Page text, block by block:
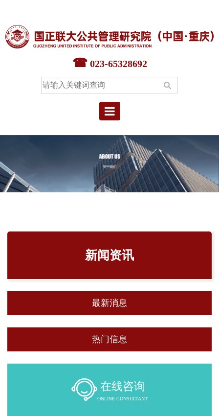
023-65328692
首页
专家中心
新闻资讯
最新消息
热门信息
在线咨询
ONLINE CONSULTANT